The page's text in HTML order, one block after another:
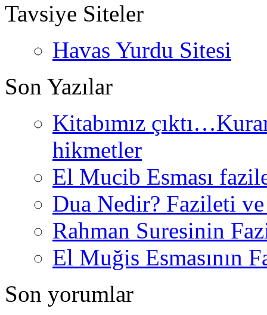
Tavsiye Siteler
Havas Yurdu Sitesi
Son Yazılar
Kitabımız
hikmetler
El Mucib Esması
Dua Nedir? Fazileti
Rahman Suresinin
El Muğis Esmasının
Son yorumlar